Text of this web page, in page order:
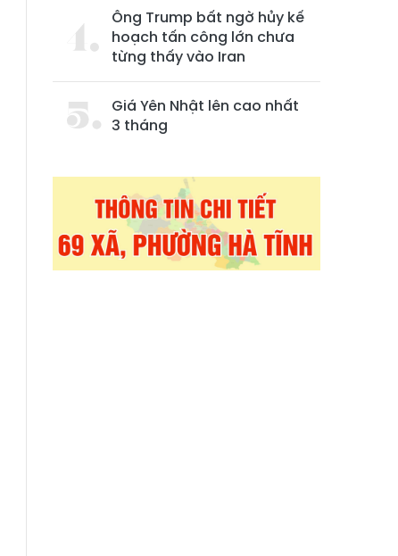
Ông Trump bất ngờ hủy kế
hoạch tấn công lớn chưa
từng thấy vào Iran
Giá Yên Nhật lên cao nhất
3 tháng